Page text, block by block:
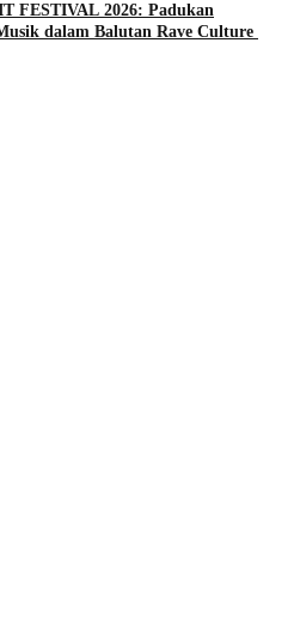
FESTIVAL 2026: Padukan
dalam Balutan Rave Culture